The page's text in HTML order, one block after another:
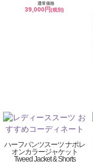
通常価格
39,000円(税別)
ハーフパンツスーツ ナポレ
オンカラージャケット
Tweed Jacket & Shorts